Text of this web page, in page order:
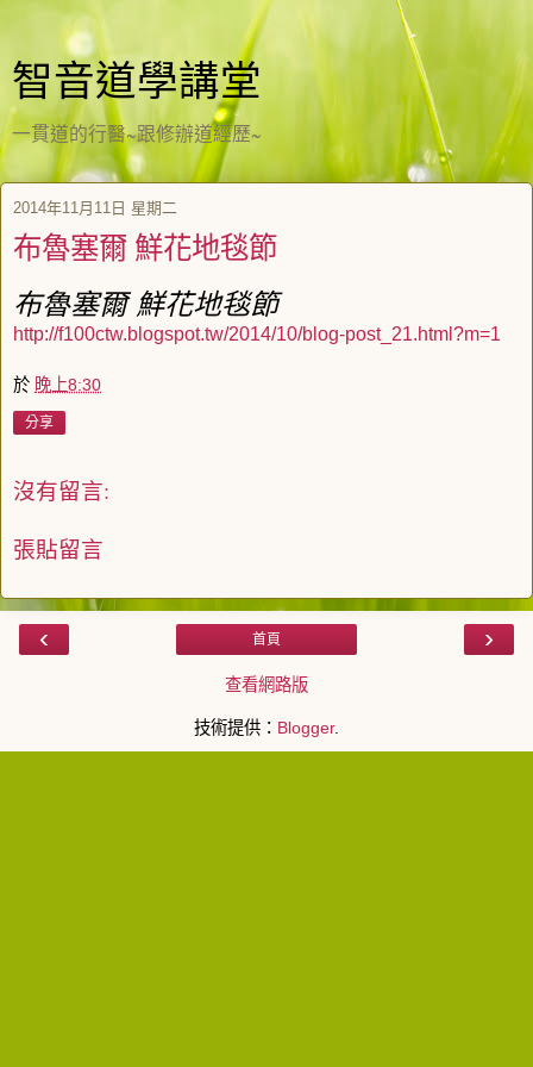
智音道學講堂
一貫道的行醫~跟修辦道經歷~
2014年11月11日 星期二
布魯塞爾 鮮花地毯節
布魯塞爾 鮮花地毯節
http://f100ctw.blogspot.tw/2014/10/blog-post_21.html?m=1
於 晚上8:30
分享
沒有留言:
張貼留言
‹ ›
首頁
查看網路版
技術提供： Blogger.